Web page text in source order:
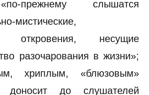
прежнему слышатся
мистические,
откровения, несущие
разочарования в жизни»;
хриплым, «блюзовым»
доносит до слушателей